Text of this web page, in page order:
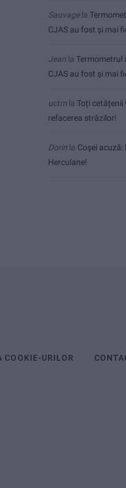
Sauvagela
CJAS au fost și mai
Jean la Termometrul
CJAS au fost și mai
uctmla Toți cetățenii
refacerea străzilor!
Dorin la Coșei
Herculane!
COOKIE-URILOR